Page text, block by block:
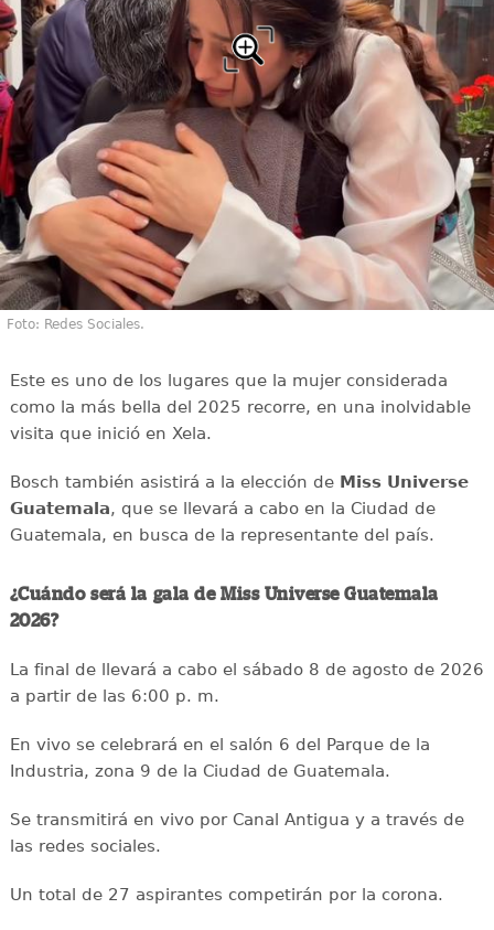
Foto: Redes Sociales.
Este es uno de los lugares que la mujer considerada
como la más bella del 2025 recorre, en una inolvidable
visita que inició en Xela.
Bosch también asistirá a la elección deMiss Universe
Guatemala, que se llevará a cabo en la Ciudad de
Guatemala, en busca de la representante del país.
¿Cuándo será la gala de Miss Universe Guatemala
2026?
La final de llevará a cabo el sábado 8 de agosto de 2026
a partir de las 6:00 p. m.
En vivo se celebrará en el salón 6 del Parque de la
Industria, zona 9 de la Ciudad de Guatemala.
Se transmitirá en vivo por Canal Antigua y a través de
las redes sociales.
Un total de 27 aspirantes competirán por la corona.